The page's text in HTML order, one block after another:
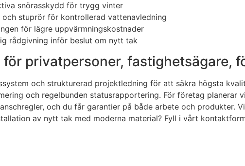
snörasskydd för trygg vinter
stuprör för kontrollerad vattenavledning
för lägre uppvärmningskostnader
rådgivning inför beslut om nytt tak
privatpersoner, fastighetsägare,
och strukturerad projektledning för att säkra högsta
och regelbunden statusrapportering. För företag planerar
och du får garantier på både arbete och produkter.
av nytt tak med moderna material? Fyll i vårt